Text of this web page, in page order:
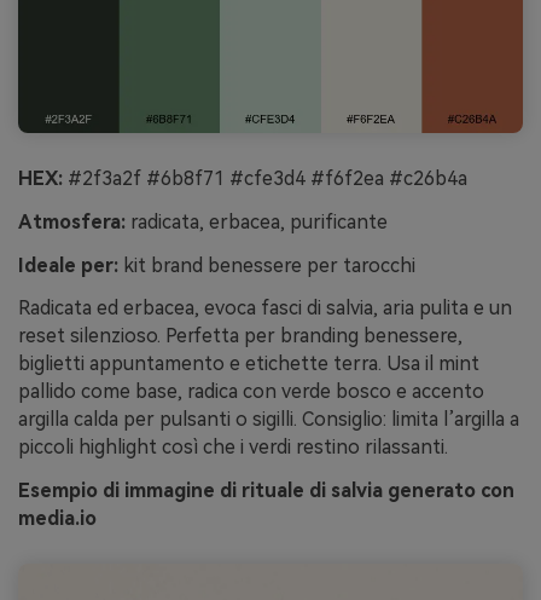
HEX: #2f3a2f #6b8f71 #cfe3d4 #f6f2ea #c26b4a
Atmosfera: radicata, erbacea, purificante
Ideale per: kit brand benessere per tarocchi
Radicata ed erbacea, evoca fasci di salvia, aria pulita e un
reset silenzioso. Perfetta per branding benessere,
biglietti appuntamento e etichette terra. Usa il mint
pallido come base, radica con verde bosco e accento
argilla calda per pulsanti o sigilli. Consiglio: limita l’argilla a
piccoli highlight così che i verdi restino rilassanti.
Esempio di immagine di rituale di salvia generato con
media.io